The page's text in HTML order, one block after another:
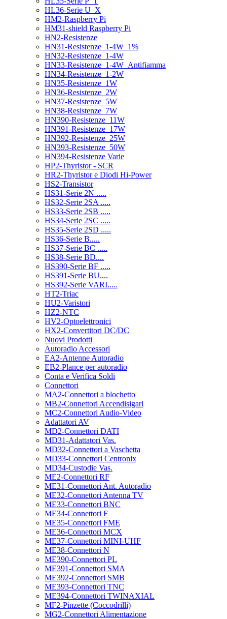
HL36-Serie U_X
HM2-Raspberry Pi
HM31-shield Raspberry Pi
HN2-Resistenze
HN31-Resistenze_1-4W_1%
HN32-Resistenze_1-4W
HN33-Resistenze_1-4W_Antifiamma
HN34-Resistenze_1-2W
HN35-Resistenze_1W
HN36-Resistenze_2W
HN37-Resistenze_5W
HN38-Resistenze_7W
HN390-Resistenze_11W
HN391-Resistenze_17W
HN392-Resistenze_25W
HN393-Resistenze_50W
HN394-Resistenze Varie
HP2-Thyristor - SCR
HR2-Thyristor e Diodi Hi-Power
HS2-Transistor
HS31-Serie 2N .....
HS32-Serie 2SA .....
HS33-Serie 2SB .....
HS34-Serie 2SC .....
HS35-Serie 2SD .....
HS36-Serie B.....
HS37-Serie BC .....
HS38-Serie BD....
HS390-Serie BF .....
HS391-Serie BU....
HS392-Serie VARI.....
HT2-Triac
HU2-Varistori
HZ2-NTC
HV2-Optoelettronici
HX2-Convertitori DC/DC
Nuovi Prodotti
Autoradio Accessori
EA2-Antenne Autoradio
EB2-Plance per autoradio
Conta e Verifica Soldi
Connettori
MA2-Connettori a blochetto
MB2-Connettori Accendisigari
MC2-Connettori Audio-Video
Adattatori AV
MD2-Connettori DATI
MD31-Adattatori Vas.
MD32-Connettori a Vaschetta
MD33-Connettori Centronix
MD34-Custodie Vas.
ME2-Connettori RF
ME31-Connettori Ant. Autoradio
ME32-Connettori Antenna TV
ME33-Connettori BNC
ME34-Connettori F
ME35-Connettori FME
ME36-Connettori MCX
ME37-Connettori MINI-UHF
ME38-Connettori N
ME390-Connettori PL
ME391-Connettori SMA
ME392-Connettori SMB
ME393-Connettori TNC
ME394-Connettori TWINAXIAL
MF2-Pinzette (Coccodrilli)
MG2-Connettori Alimentazione